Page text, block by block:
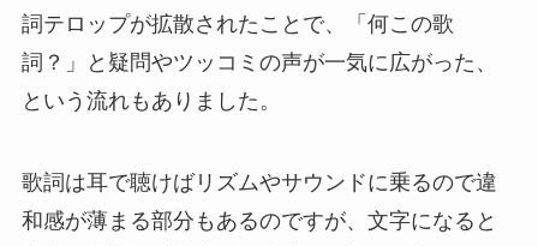
詞テロップが拡散されたことで、「何この歌
詞？」と疑問やツッコミの声が一気に広がった、
という流れもありました。
歌詞は耳で聴けばリズムやサウンドに乗るので違
和感が薄まる部分もあるのですが、文字になると